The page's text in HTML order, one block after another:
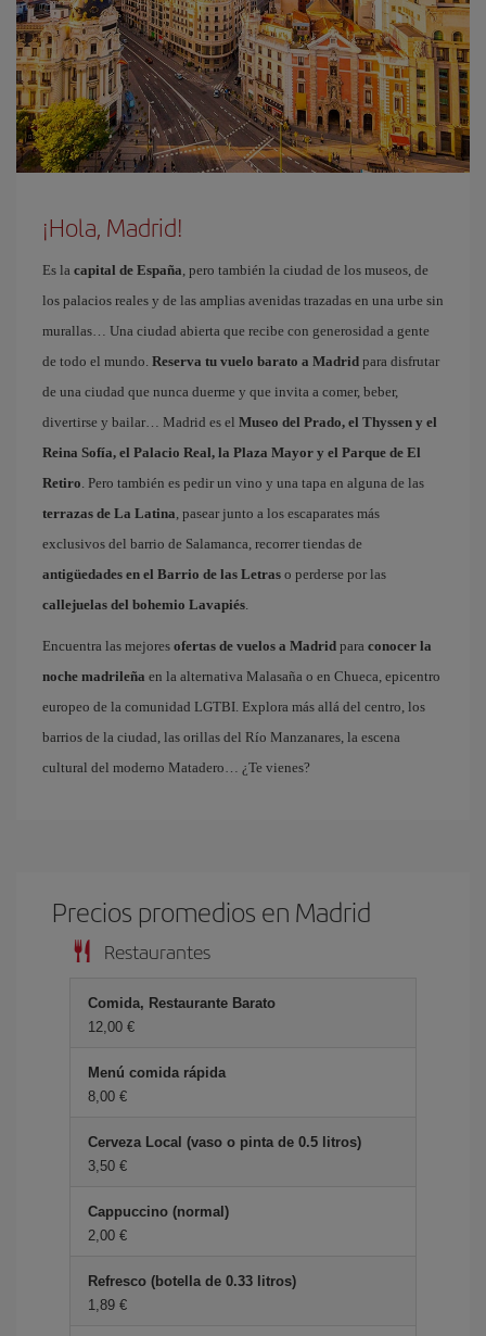
¡Hola, Madrid!
Es la capital de España, pero también la ciudad de los museos, de
los palacios reales y de las amplias avenidas trazadas en una urbe sin
murallas… Una ciudad abierta que recibe con generosidad a gente
de todo el mundo. Reserva tu vuelo barato a Madrid para disfrutar
de una ciudad que nunca duerme y que invita a comer, beber,
divertirse y bailar… Madrid es el Museo del Prado, el Thyssen y el
Reina Sofía, el Palacio Real, la Plaza Mayor y el Parque de El
Retiro. Pero también es pedir un vino y una tapa en alguna de las
terrazas de La Latina, pasear junto a los escaparates más
exclusivos del barrio de Salamanca, recorrer tiendas de
antigüedades en el Barrio de las Letras o perderse por las
callejuelas del bohemio Lavapiés.
Encuentra las mejores ofertas de vuelos a Madrid para conocer la
noche madrileña en la alternativa Malasaña o en Chueca, epicentro
europeo de la comunidad LGTBI. Explora más allá del centro, los
barrios de la ciudad, las orillas del Río Manzanares, la escena
cultural del moderno Matadero… ¿Te vienes?
Precios promedios en Madrid
Restaurantes
Comida, Restaurante Barato
12,00 €
Menú comida rápida
8,00 €
Cerveza Local (vaso o pinta de 0.5 litros)
3,50 €
Cappuccino (normal)
2,00 €
Refresco (botella de 0.33 litros)
1,89 €